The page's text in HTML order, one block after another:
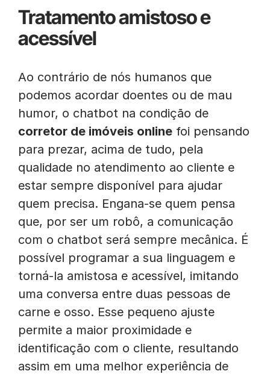
Tratamento amistoso e
acessível
Ao contrário de nós humanos que
podemos acordar doentes ou de mau
humor, o chatbot na condição de
corretor de imóveis online foi pensando
para prezar, acima de tudo, pela
qualidade no atendimento ao cliente e
estar sempre disponível para ajudar
quem precisa. Engana-se quem pensa
que, por ser um robô, a comunicação
com o chatbot será sempre mecânica. É
possível programar a sua linguagem e
torná-la amistosa e acessível, imitando
uma conversa entre duas pessoas de
carne e osso. Esse pequeno ajuste
permite a maior proximidade e
identificação com o cliente, resultando
assim em uma melhor experiência de